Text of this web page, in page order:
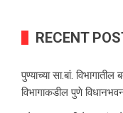
RECENT
पुण्याच्या सा.बां.
विभागाकडील पुणे